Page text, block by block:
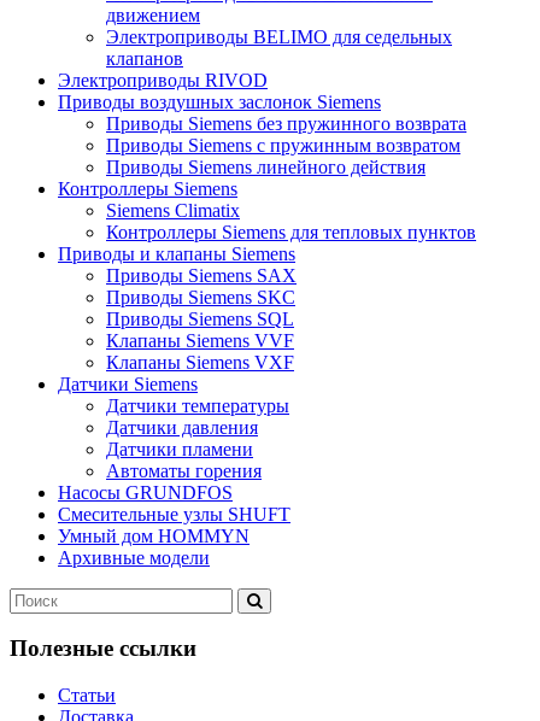
движением
Электроприводы BELIMO для седельных
клапанов
Электроприводы RIVOD
Приводы воздушных заслонок Siemens
Приводы Siemens без пружинного возврата
Приводы Siemens с пружинным возвратом
Приводы Siemens линейного действия
Контроллеры Siemens
Siemens Climatix
Контроллеры Siemens для тепловых пунктов
Приводы и клапаны Siemens
Приводы Siemens SAX
Приводы Siemens SKC
Приводы Siemens SQL
Клапаны Siemens VVF
Клапаны Siemens VXF
Датчики Siemens
Датчики температуры
Датчики давления
Датчики пламени
Автоматы горения
Насосы GRUNDFOS
Смесительные узлы SHUFT
Умный дом HOMMYN
Архивные модели
Полезные ссылки
Статьи